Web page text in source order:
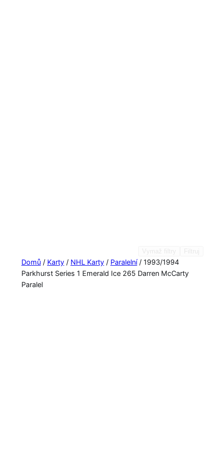
Domů/ Karty/ NHL Karty/ Paralelní/ 1993/1994
Parkhurst Series 1 Emerald Ice 265 Darren McCarty
Paralel